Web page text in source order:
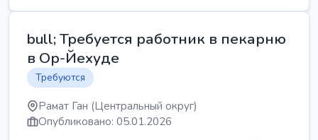
bull; Требуется работник в пекарню
в Ор-Йехуде
Требуются
Рамат Ган (Центральный округ)
Опубликовано: 05.01.2026